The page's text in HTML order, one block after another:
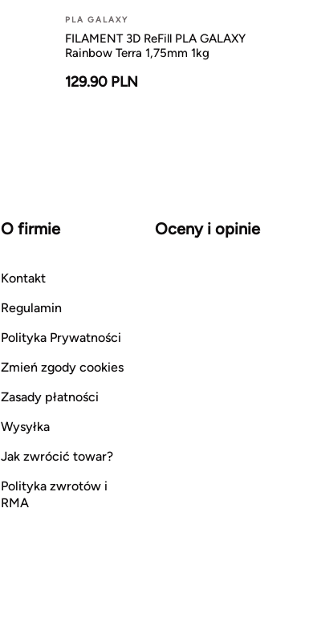
PLA GALAXY
FILAMENT 3D ReFill PLA GALAXY
Rainbow Terra 1,75mm 1kg
129.90 PLN
O firmie
Kontakt
Regulamin
Polityka Prywatności
Zmień zgody cookies
Zasady płatności
Wysyłka
Jak zwrócić towar?
Polityka zwrotów i
RMA
Oceny i opinie